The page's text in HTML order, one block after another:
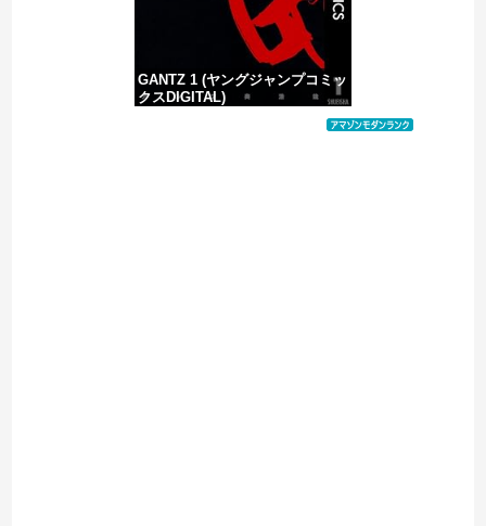
GANTZ 1 (ヤングジャンプコミッ
クスDIGITAL)
価格：¥100